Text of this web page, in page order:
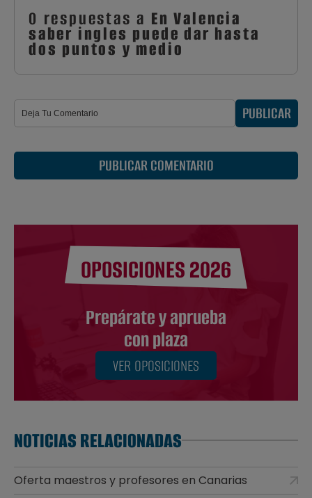
0 respuestas a En Valencia
saber ingles puede dar hasta
dos puntos y medio
PUBLICAR
PUBLICAR COMENTARIO
OPOSICIONES 2026
Prepárate y aprueba
con plaza
VER OPOSICIONES
NOTICIAS RELACIONADAS
Oferta maestros y profesores en Canarias